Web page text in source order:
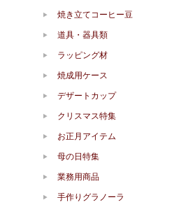
焼き立てコーヒー豆
道具・器具類
ラッピング材
焼成用ケース
デザートカップ
クリスマス特集
お正月アイテム
母の日特集
業務用商品
手作りグラノーラ